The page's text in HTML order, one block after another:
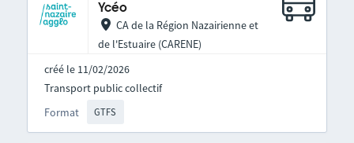
Ycéo
CA de la Région Nazairienne et
de l'Estuaire (CARENE)
créé le 11/02/2026
Format GTFS
Transport public collectif